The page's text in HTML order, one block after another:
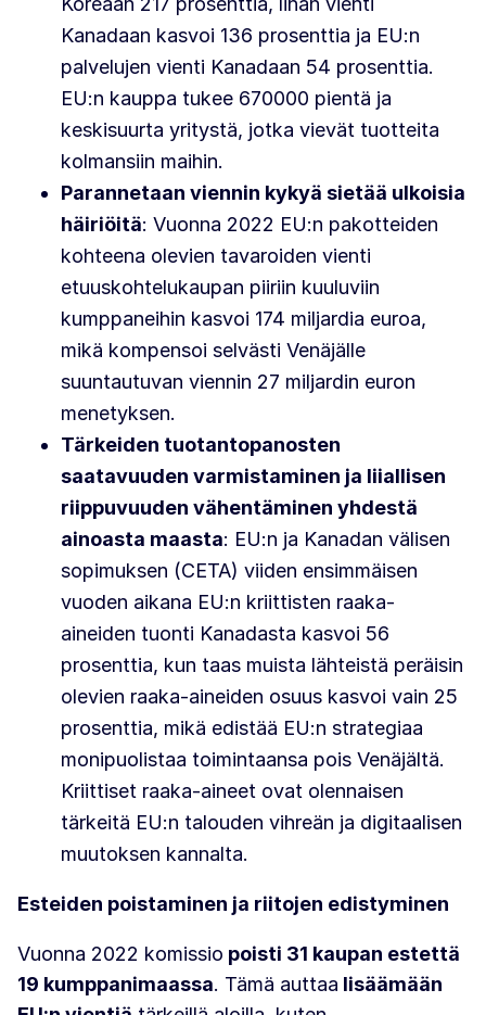
Kanadaan kasvoi 136 prosenttia ja EU:n
palvelujen vienti Kanadaan 54 prosenttia.
EU:n kauppa tukee 670000 pientä ja
keskisuurta yritystä, jotka vievät tuotteita
kolmansiin maihin.
Parannetaan viennin kykyä sietää ulkoisia
häiriöitä: Vuonna 2022 EU:n pakotteiden
kohteena olevien tavaroiden vienti
etuuskohtelukaupan piiriin kuuluviin
kumppaneihin kasvoi 174 miljardia euroa,
mikä kompensoi selvästi Venäjälle
suuntautuvan viennin 27 miljardin euron
menetyksen.
Tärkeiden tuotantopanosten
saatavuuden varmistaminen ja liiallisen
riippuvuuden vähentäminen yhdestä
ainoasta maasta: EU:n ja Kanadan välisen
sopimuksen (CETA) viiden ensimmäisen
vuoden aikana EU:n kriittisten raaka-
aineiden tuonti Kanadasta kasvoi 56
prosenttia, kun taas muista lähteistä peräisin
olevien raaka-aineiden osuus kasvoi vain 25
prosenttia, mikä edistää EU:n strategiaa
monipuolistaa toimintaansa pois Venäjältä.
Kriittiset raaka-aineet ovat olennaisen
tärkeitä EU:n talouden vihreän ja digitaalisen
muutoksen kannalta.
Esteiden poistaminen ja riitojen edistyminen
Vuonna 2022 komissio poisti 31 kaupan estettä
19 kumppanimaassa. Tämä auttaa lisäämään